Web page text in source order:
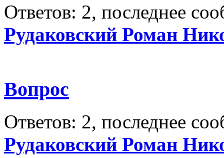
Ответов: 2, последнее
Рудаковский Роман
Вопрос
Ответов: 2, последнее
Рудаковский Роман